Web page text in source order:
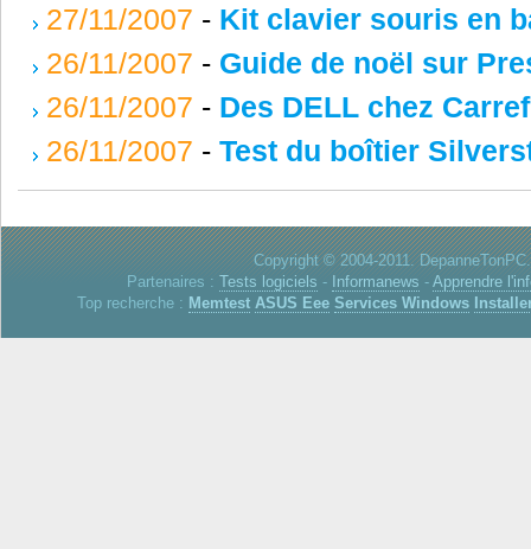
27/11/2007 - Kit clavier souris en
26/11/2007 - Guide de noël sur
26/11/2007 - Des DELL chez
26/11/2007 - Test du boîtier
Copyright © 2004-2011.
Partenaires : Tests logiciels - Informanews - Apprendre
Top recherche : Memtest ASUS Eee Services Windows